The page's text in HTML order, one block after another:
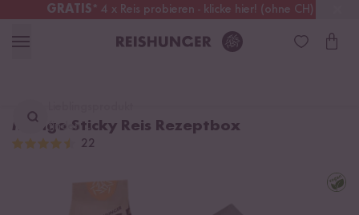
GRATIS* 4 x Reis probieren - klicke hier! (ohne CH)
Schweiz Alle Zölle & Steuern inklusive
finden ...
Mango Sticky Reis Rezeptbox
22